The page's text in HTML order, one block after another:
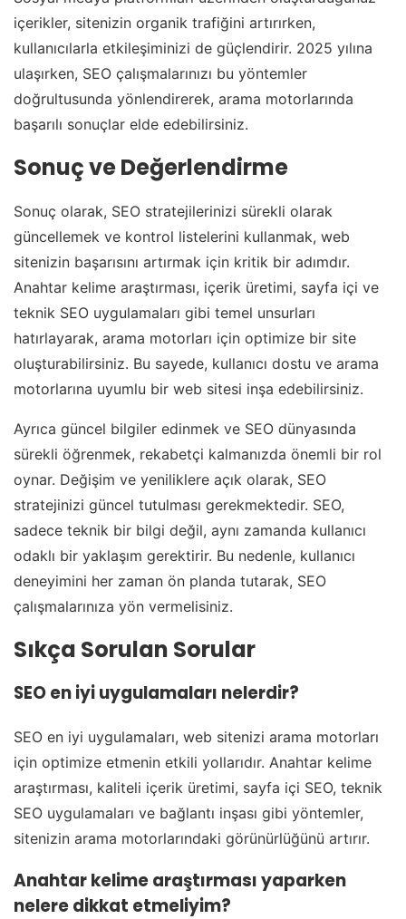
içerikler, sitenizin organik trafiğini artırırken,
kullanıcılarla etkileşiminizi de güçlendirir. 2025 yılına
ulaşırken, SEO çalışmalarınızı bu yöntemler
doğrultusunda yönlendirerek, arama motorlarında
başarılı sonuçlar elde edebilirsiniz.
Sonuç ve Değerlendirme
Sonuç olarak, SEO stratejilerinizi sürekli olarak
güncellemek ve kontrol listelerini kullanmak, web
sitenizin başarısını artırmak için kritik bir adımdır.
Anahtar kelime araştırması, içerik üretimi, sayfa içi ve
teknik SEO uygulamaları gibi temel unsurları
hatırlayarak, arama motorları için optimize bir site
oluşturabilirsiniz. Bu sayede, kullanıcı dostu ve arama
motorlarına uyumlu bir web sitesi inşa edebilirsiniz.
Ayrıca güncel bilgiler edinmek ve SEO dünyasında
sürekli öğrenmek, rekabetçi kalmanızda önemli bir rol
oynar. Değişim ve yeniliklere açık olarak, SEO
stratejinizi güncel tutulması gerekmektedir. SEO,
sadece teknik bir bilgi değil, aynı zamanda kullanıcı
odaklı bir yaklaşım gerektirir. Bu nedenle, kullanıcı
deneyimini her zaman ön planda tutarak, SEO
çalışmalarınıza yön vermelisiniz.
Sıkça Sorulan Sorular
SEO en iyi uygulamaları nelerdir?
SEO en iyi uygulamaları, web sitenizi arama motorları
için optimize etmenin etkili yollarıdır. Anahtar kelime
araştırması, kaliteli içerik üretimi, sayfa içi SEO, teknik
SEO uygulamaları ve bağlantı inşası gibi yöntemler,
sitenizin arama motorlarındaki görünürlüğünü artırır.
Anahtar kelime araştırması yaparken
nelere dikkat etmeliyim?